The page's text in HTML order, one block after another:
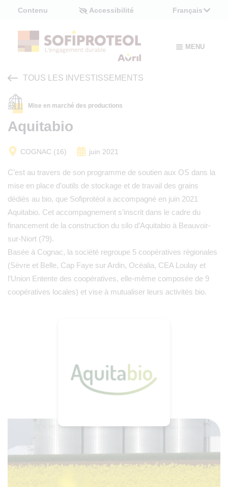
Contenu Accessibilité Français
MENU
TOUS LES INVESTISSEMENTS
Mise en marché des productions
Aquitabio
COGNAC (16) juin 2021
C’est au travers de son programme de soutien aux OS dans la
mise en place d’outils de stockage et de travail des grains
dédiés au bio, que Sofiprotéol a accompagné en juin 2021
Aquitabio. Cet accompagnement s’inscrit dans le cadre du
financement de la construction du silo d’Aquitabio à Beauvoir-
sur-Niort (79).
Basée à Cognac, la société regroupe 5 coopératives régionales
(Sèvre et Belle, Cap Faye sur Ardin, Océalia, CEA Loulay et
l’Union Entente des coopératives, elle-même composée de 9
coopératives locales) et vise à mutualiser leurs activités bio.